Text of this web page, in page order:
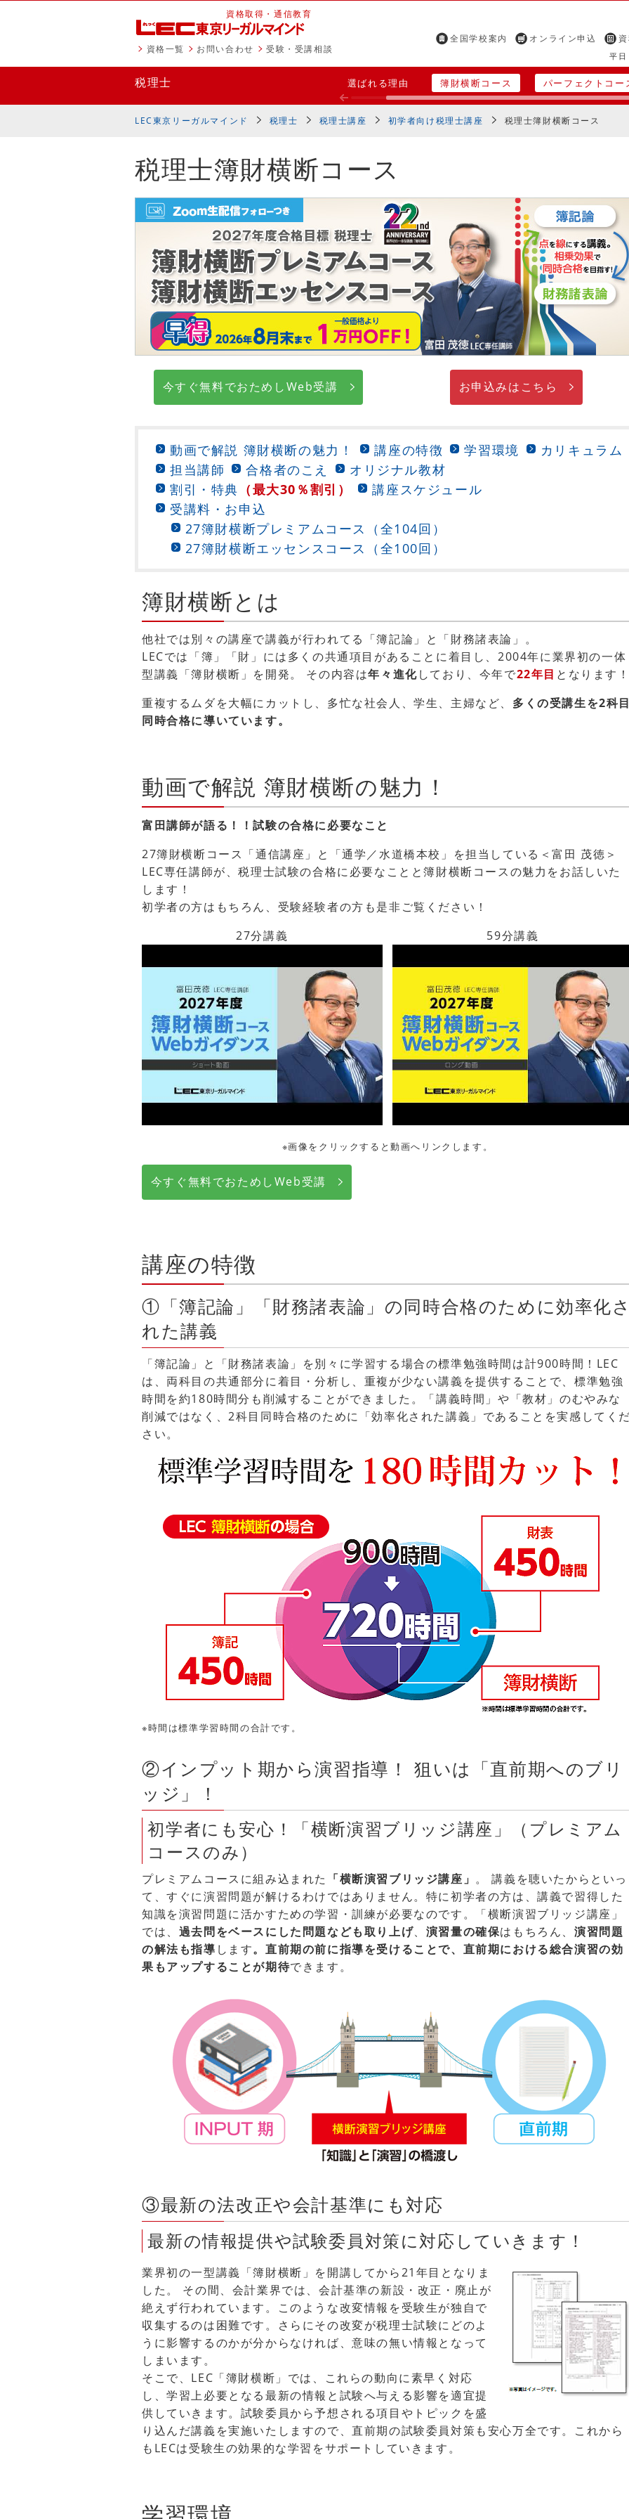
資格取得・通信教育
資格一覧 お問い合わせ 受験・受講相談
全国学校案内 オンライン申込
平
税理士 選ばれる理由 簿財横断コース パーフェクトコー
LEC東京リーガルマインド 税理士 税理士講座 初学者向け税理士講座 税理士簿財横断コース
税理士簿財横断コース
今すぐ無料でおためしWeb受講 お申込みはこちら
動画で解説 簿財横断の魅力！ 講座の特徴 学習環境
カリキュラム
担当講師
合格者のこえ
オリジナル教材
割引・特典 （最大30％割引）
講座スケジュール
受講料・お申込
27簿財横断プレミアムコース（全104回）
27簿財横断エッセンスコース（全100回）
簿財横断とは
他社では別々の講座で講義が行われてる「簿記論」と「財務諸表論」。
LECでは「簿」「財」には多くの共通項目があることに着目し、2004年に業界初の一体
型講義「簿財横断」を開発。 その内容は年々進化しており、今年で22年目 となります！
重複するムダを大幅にカットし、多忙な社会人、学生、主婦など、 多くの受講生を2科目
同時合格に導いています。
動画で解説 簿財横断の魅力！
富田講師が語る！！試験の合格に必要なこと
27簿財横断コース「通信講座」と「通学／水道橋本校」を担当している＜富田 茂徳＞
LEC専任講師が、税理士試験の合格に必要なことと簿財横断コースの魅力をお話しいた
します！
初学者の方はもちろん、受験経験者の方も是非ご覧ください！
27分講義
59分講義
※画像をクリックすると動画へリンクします。
今すぐ無料でおためしWeb受講
講座の特徴
①「簿記論」「財務諸表論」の同時合格のために効率化さ
れた講義
「簿記論」と「財務諸表論」を別々に学習する場合の標準勉強時間は計900時間！LEC
は、両科目の共通部分に着目・分析し、重複が少ない講義を提供することで、標準勉強
時間を約180時間分も削減することができました。「講義時間」や「教材」のむやみな
削減ではなく、2科目同時合格のために「効率化された講義」であることを実感してくだ
さい。
※時間は標準学習時間の合計です。
②インプット期から演習指導！ 狙いは「直前期へのブリ
ッジ」！
初学者にも安心！「横断演習ブリッジ講座」（プレミアム
コースのみ）
プレミアムコースに組み込まれた 「横断演習ブリッジ講座」 。 講義を聴いたからといっ
て、すぐに演習問題が解けるわけではありません。特に初学者の方は、講義で習得した
知識を演習問題に活かすための学習・訓練が必要なのです。「横断演習ブリッジ講座」
では、 過去問をベースにした問題なども取り上げ、 演習量の確保はもちろん、演習問題
の解法も指導 します。直前期の前に指導を受けることで、直前期における総合演習の効
果もアップすることが期待できます。
③最新の法改正や会計基準にも対応
最新の情報提供や試験委員対策に対応していきます！
業界初の一型講義「簿財横断」を開講してから21年目となりま
した。 その間、会計業界では、会計基準の新設・改正・廃止が
絶えず行われています。このような改変情報を受験生が独自で
収集するのは困難です。さらにその改変が税理士試験にどのよ
うに影響するのかが分からなければ、意味の無い情報となって
しまいます。
そこで、LEC「簿財横断」では、これらの動向に素早く対応
し、学習上必要となる最新の情報と試験へ与える影響を適宜提
供していきます。試験委員から予想される項目やトピックを盛
り込んだ講義を実施いたしますので、直前期の試験委員対策も安心万全です。これから
もLECは受験生の効果的な学習をサポートしていきます。